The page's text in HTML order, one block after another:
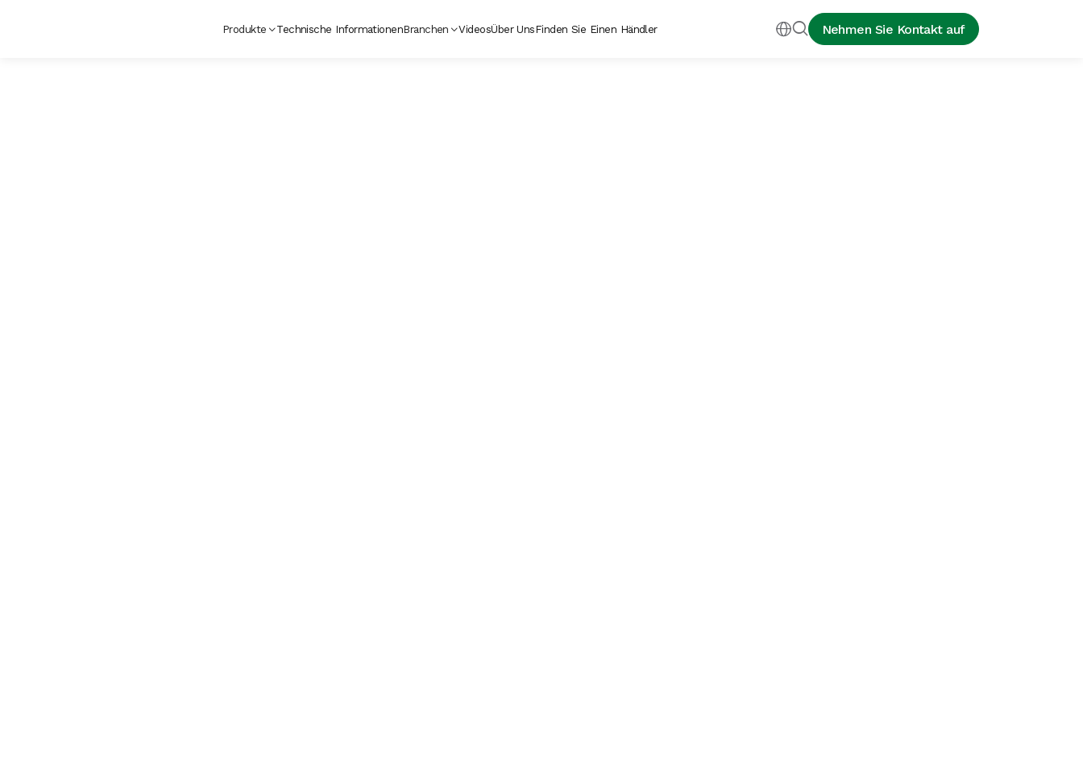
Produkte Technische InformationenBranchen VideosÜber UnsFinden Sie Einen Händler  Nehmen Sie Kontakt auf